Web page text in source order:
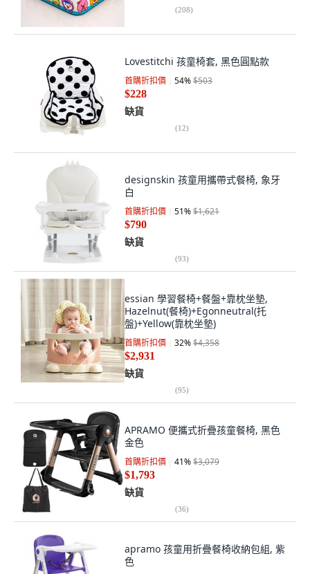
(208)
Lovestitchi 孩童椅套, 黑色圓點款
首購折扣價 54%$503
$228
缺貨
(12)
designskin 孩童用攜帶式餐椅, 象牙
白
首購折扣價 51%$1,621
$790
缺貨
(93)
essian 學習餐椅+餐盤+靠枕坐墊,
Hazelnut(餐椅)+Egonneutral(托
盤)+Yellow(靠枕坐墊)
首購折扣價 32%$4,358
$2,931
缺貨
(95)
APRAMO 便攜式折疊孩童餐椅, 黑色
金色
首購折扣價 41%$3,079
$1,793
缺貨
(36)
apramo 孩童用折疊餐椅收納包組, 紫
色